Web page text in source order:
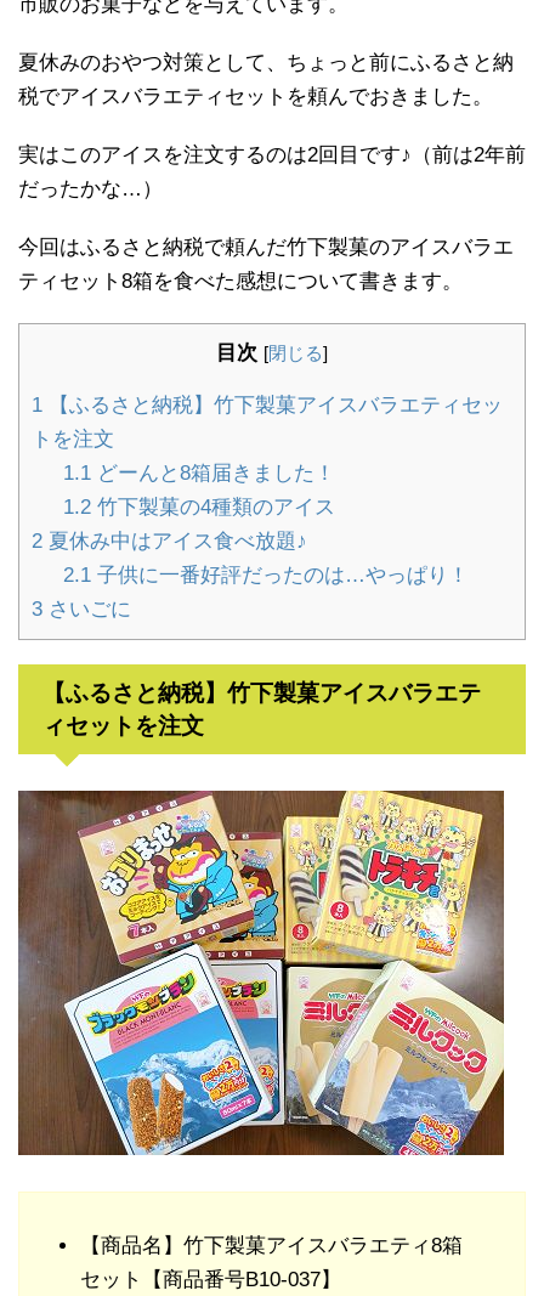
夏休みのおやつ対策として、ちょっと前にふるさと納
税でアイスバラエティセットを頼んでおきました。
実はこのアイスを注文するのは2回目です♪（前は2年前
だったかな…）
今回はふるさと納税で頼んだ竹下製菓のアイスバラエ
ティセット8箱を食べた感想について書きます。
目次 [閉じる]
1 【ふるさと納税】竹下製菓アイスバラエティセッ
トを注文
1.1どーんと8箱届きました！
1.2竹下製菓の4種類のアイス
2 夏休み中はアイス食べ放題♪
2.1子供に一番好評だったのは…やっぱり！
3 さいごに
【ふるさと納税】竹下製菓アイスバラエテ
ィセットを注文
【商品名】竹下製菓アイスバラエティ8箱
セット【商品番号B10-037】